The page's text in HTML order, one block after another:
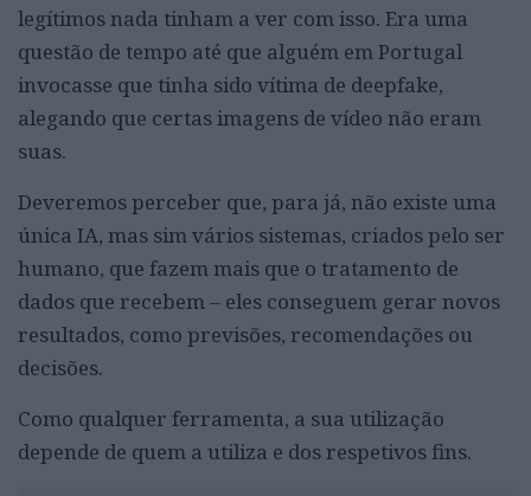
legítimos nada tinham a ver com isso. Era uma
questão de tempo até que alguém em Portugal
invocasse que tinha sido vítima de deepfake,
alegando que certas imagens de vídeo não eram
suas.
Deveremos perceber que, para já, não existe uma
única IA, mas sim vários sistemas, criados pelo ser
humano, que fazem mais que o tratamento de
dados que recebem – eles conseguem gerar novos
resultados, como previsões, recomendações ou
decisões.
Como qualquer ferramenta, a sua utilização
depende de quem a utiliza e dos respetivos fins.